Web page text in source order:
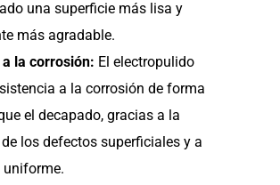
una superficie más lisa y
más agradable.
la corrosión: El electropulido
a la corrosión de forma
el decapado, gracias a la
los defectos superficiales y a
uniforme.